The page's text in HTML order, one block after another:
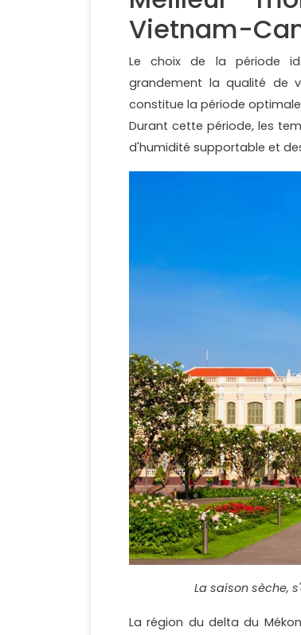
Vietnam-
Le choix de la période
grandement la qualité de
constitue la période
Durant cette période, les
d'humidité supportable et
La saison sèche,
La région du delta du